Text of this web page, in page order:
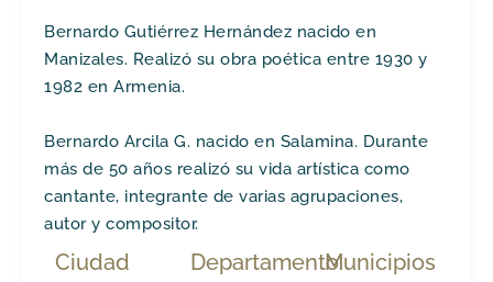
Bernardo Gutiérrez Hernández nacido en
Manizales. Realizó su obra poética entre 1930 y
1982 en Armenia.
Bernardo Arcila G. nacido en Salamina. Durante
más de 50 años realizó su vida artística como
cantante, integrante de varias agrupaciones,
autor y compositor.
Ciudad
DepartamentoMunicipios